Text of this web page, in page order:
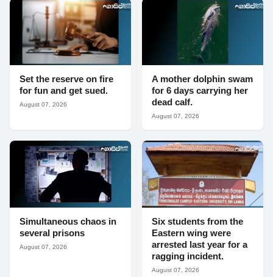
Set the reserve on fire
for fun and get sued.
August 07, 2026
A mother dolphin swam
for 6 days carrying her
dead calf.
August 07, 2026
Simultaneous chaos in
several prisons
August 07, 2026
Six students from the
Eastern wing were
arrested last year for a
ragging incident.
August 07, 2026